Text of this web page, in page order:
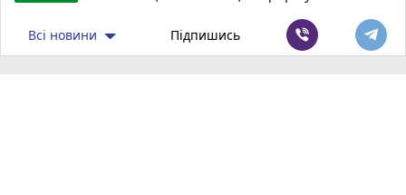
Всі новини Підпишись